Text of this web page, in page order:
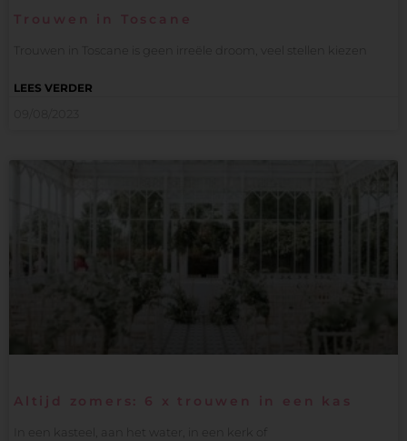
Trouwen in Toscane
Trouwen in Toscane is geen irreële droom, veel stellen kiezen
LEES VERDER
Altijd zomers: 6 x trouwen in een kas
In een kasteel, aan het water, in een kerk of